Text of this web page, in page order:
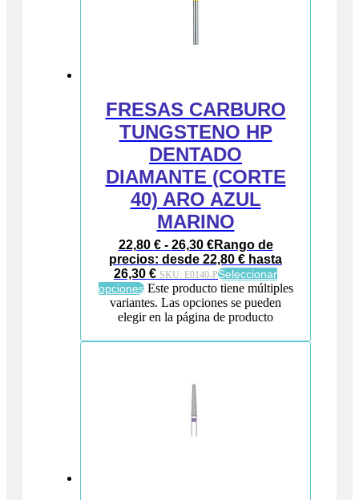
FRESAS CARBURO
TUNGSTENO HP
DENTADO
DIAMANTE (CORTE
40) ARO AZUL
MARINO
22,80 € - 26,30 €Rango de
precios: desde 22,80 € hasta
26,30 € SKU: E0140-PSeleccionar
opciones Este producto tiene múltiples
variantes. Las opciones se pueden
elegir en la página de producto